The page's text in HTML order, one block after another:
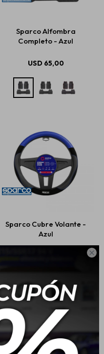

Sparco Alfombra
Completo - Azul
USD 65,00
Sparco Cubre Volante -
Azul